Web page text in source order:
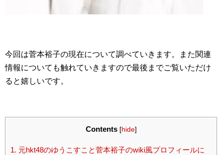
今回は菅本裕子の現在について調べていきます。また関連
情報についても触れていきますので最後までご覧いただけ
ると嬉しいです。
Contents [hide]
1. 元hkt48のゆうこすこと菅本裕子のwiki風プロフィールに